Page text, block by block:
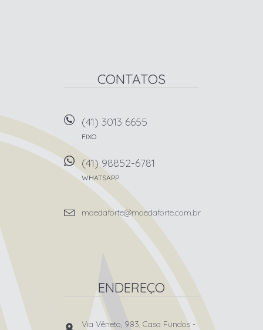
CONTATOS
(41) 3013 6655
FIXO
(41) 98852-6781
WHATSAPP
moedaforte@moedaforte.com.br
ENDEREÇO
Via Vêneto, 983, Casa Fundos -